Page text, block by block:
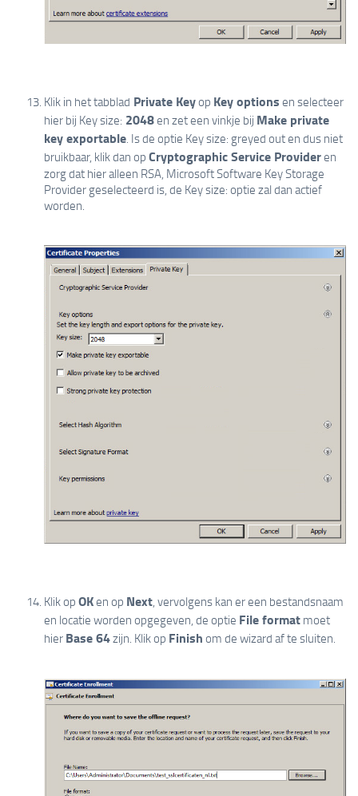
Klik in het tabblad Private Keyop Key options en selecteer
hier bij Key size: 2048en zet een vinkje bij Make private
key exportable. Is de optie Key size: greyed out en dus niet
bruikbaar, klik dan op Cryptographic Service Provideren
zorg dat hier alleen RSA, Microsoft Software Key Storage
Provider geselecteerd is, de Key size: optie zal dan actief
worden.
Klik op OKen op Next, vervolgens kan er een bestandsnaam
en locatie worden opgegeven, de optie File format moet
hier Base 64zijn. Klik op Finish om de wizard af te sluiten.